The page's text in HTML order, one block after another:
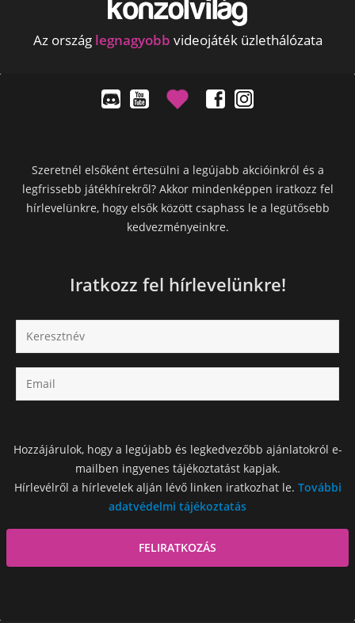
Az ország legnagyobb videojáték üzlethálózata
Szeretnél elsőként értesülni a legújabb akcióinkról és a
legfrissebb játékhírekről? Akkor mindenképpen iratkozz fel
hírlevelünkre, hogy elsők között csaphass le a legütősebb
kedvezményeinkre.
Iratkozz fel hírlevelünkre!
Hozzájárulok, hogy a legújabb és legkedvezőbb ajánlatokról e-
mailben ingyenes tájékoztatást kapjak.
Hírlevélről a hírlevelek alján lévő linken iratkozhat le. További
adatvédelmi tájékoztatás